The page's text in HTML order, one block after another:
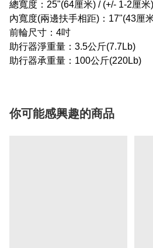
總寬度：25"(64厘米) / (+/- 1-2厘米)
內寬度(兩邊扶手相距)：17"(43厘
前輪尺寸：4吋
助行器淨重量：3.5公斤(7.7Lb)
助行器承重量：100公斤(220Lb)
你可能感興趣的商品